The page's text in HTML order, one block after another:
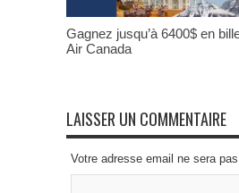
Gagnez jusqu’à 6400$ en
Air Canada
LAISSER UN COMMENTAIRE
Votre adresse email ne sera pas